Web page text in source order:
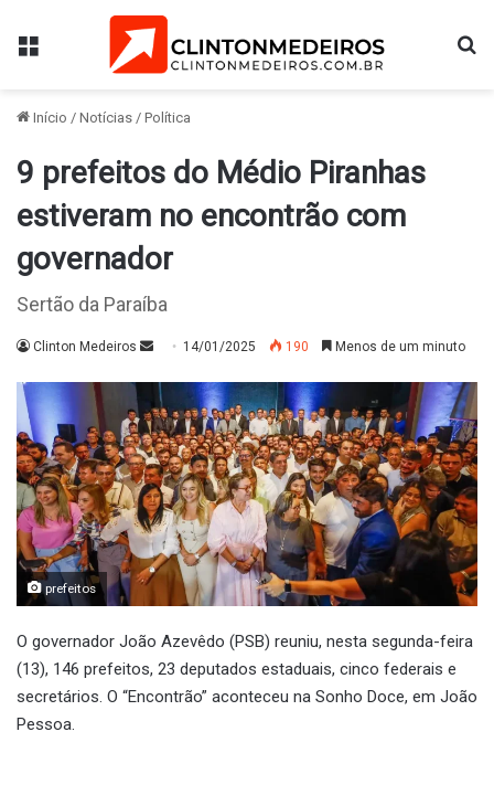
Menu
Início / Notícias / Política
9 prefeitos do Médio Piranhas
estiveram no encontrão com
governador
Sertão da Paraíba
Clinton Medeiros
Mande
e-
mail
14/01/2025 190 Menos de um minuto
prefeitos
O governador João Azevêdo (PSB) reuniu, nesta segunda-feira
(13), 146 prefeitos, 23 deputados estaduais, cinco federais e
secretários. O “Encontrão” aconteceu na Sonho Doce, em João
Pessoa.